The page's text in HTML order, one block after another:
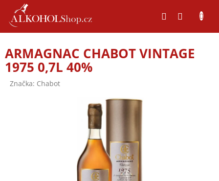
obsah
ARMAGNAC CHABOT VINTAGE
1975 0,7L 40%
Značka: Chabot